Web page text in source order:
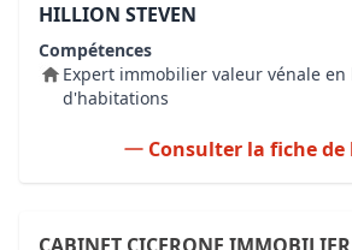
HILLION STEVEN
Compétences
Expert immobilier valeur vénale en
d'habitations
Consulter la fiche de